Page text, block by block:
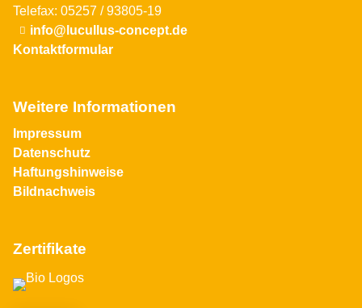
Telefax: 05257 / 93805-19
info@lucullus-concept.de
Kontaktformular
Weitere Informationen
Impressum
Datenschutz
Haftungshinweise
Bildnachweis
Zertifikate